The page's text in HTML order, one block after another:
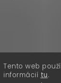
Tento web
informácií tu.